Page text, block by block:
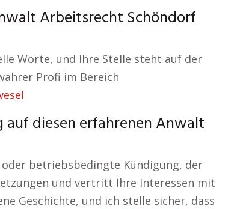
Arbeitsrecht Schöndorf
Worte, und Ihre Stelle steht auf der
Profi im Bereich
diesen erfahrenen Anwalt
betriebsbedingte Kündigung, der
und vertritt Ihre Interessen mit
Geschichte, und ich stelle sicher, dass